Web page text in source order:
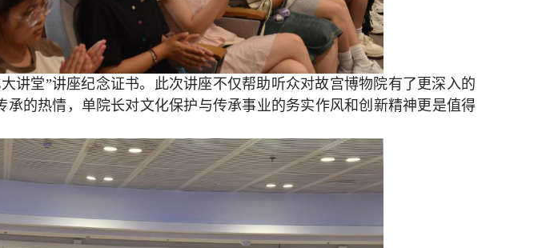
讲堂”讲座纪念证书。此次讲座不仅帮助听众对故宫博物院有了更深入的
承的热情，单院长对文化保护与传承事业的务实作风和创新精神更是值得